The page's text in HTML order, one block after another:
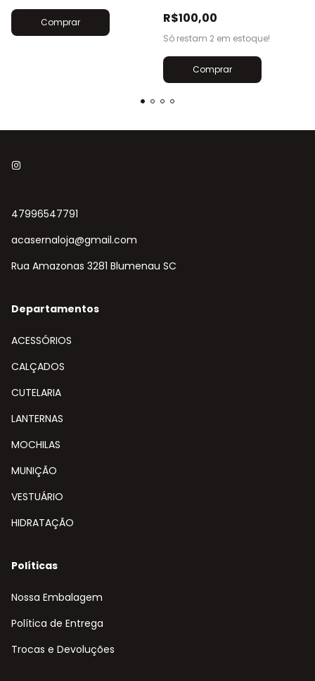
R$100,00
Só restam 2 em estoque!
47996547791
acasernaloja@gmail.com
Rua Amazonas 3281 Blumenau SC
Departamentos
ACESSÓRIOS
CALÇADOS
CUTELARIA
LANTERNAS
MOCHILAS
MUNIÇÃO
VESTUÁRIO
HIDRATAÇÃO
Políticas
Nossa Embalagem
Política de Entrega
Trocas e Devoluções